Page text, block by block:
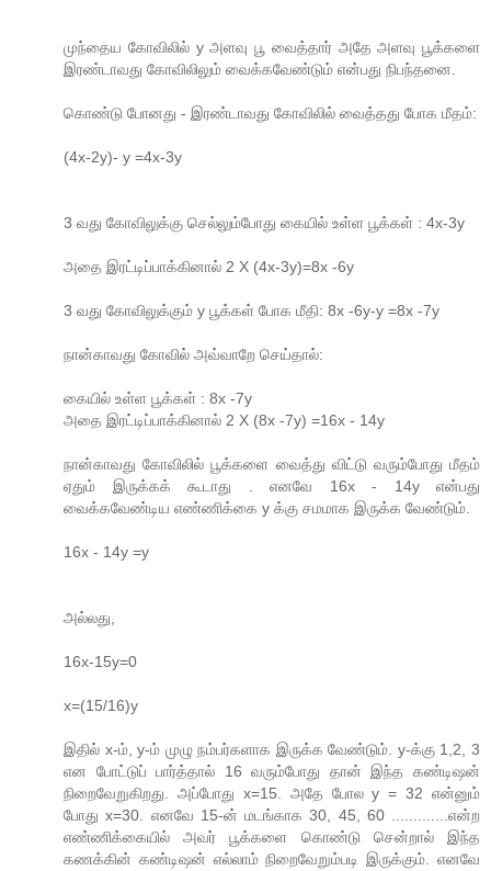
முந்தைய கோவிலில் y அளவு பூ வைத்தார் அதே அளவு பூக்களை
இரண்டாவது கோவிலிலும் வைக்கவேண்டும் என்பது நிபந்தனை.
கொண்டு போனது - இரண்டாவது கோவிலில் வைத்தது போக மீதம்:
(4x-2y)- y =4x-3y
3 வது கோவிலுக்கு செல்லும்போது கையில் உள்ள பூக்கள் : 4x-3y
அதை இரட்டிப்பாக்கினால் 2 X (4x-3y)=8x -6y
3 வது கோவிலுக்கும் y பூக்கள் போக மீதி: 8x -6y-y =8x -7y
நான்காவது கோவில் அவ்வாறே செய்தால்:
கையில் உள்ள பூக்கள் : 8x -7y
அதை இரட்டிப்பாக்கினால் 2 X (8x -7y) =16x - 14y
நான்காவது கோவிலில் பூக்களை வைத்து விட்டு வரும்போது மீதம்
ஏதும் இருக்கக் கூடாது . எனவே 16x - 14y என்பது
வைக்கவேண்டிய எண்ணிக்கை y க்கு சமமாக இருக்க வேண்டும்.
16x - 14y =y
அல்லது,
16x-15y=0
x=(15/16)y
இதில் x-ம், y-ம் முழு நம்பர்களாக இருக்க வேண்டும். y-க்கு 1,2, 3
என போட்டுப் பார்த்தால் 16 வரும்போது தான் இந்த கண்டிஷன்
நிறைவேறுகிறது. அப்போது x=15. அதே போல y = 32 என்னும்
போது x=30. எனவே 15-ன் மடங்காக 30, 45, 60 .............என்ற
எண்ணிக்கையில் அவர் பூக்களை கொண்டு சென்றால் இந்த
கணக்கின் கண்டிஷன் எல்லாம் நிறைவேறும்படி இருக்கும். எனவே